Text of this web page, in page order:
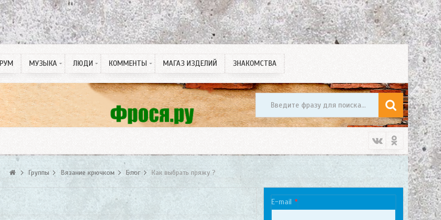
МУЗЫКА
Рингтон на Телефон
ЛЮДИ ПДД тесты
КОММЕНТЫ
Спонсорские статьиМАГАЗ ИЗДЕЛИЙ ЗНАКОМСТВА
Группы Вязание крючком Блог Как выбрать пряжу ?
E-mail